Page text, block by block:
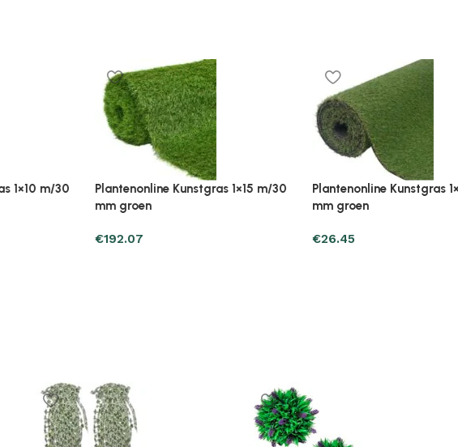
Plantenonline Kunstgras 1×2 m/20
Plantenonline Kunstgras 1×5 m/30